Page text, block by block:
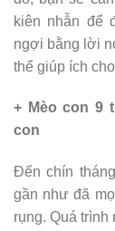
kiên nhẫn để
ngợi bằng lời
thể giúp ích
+ Mèo con 9
con
Đến chín
gần như đã
rụng. Quá